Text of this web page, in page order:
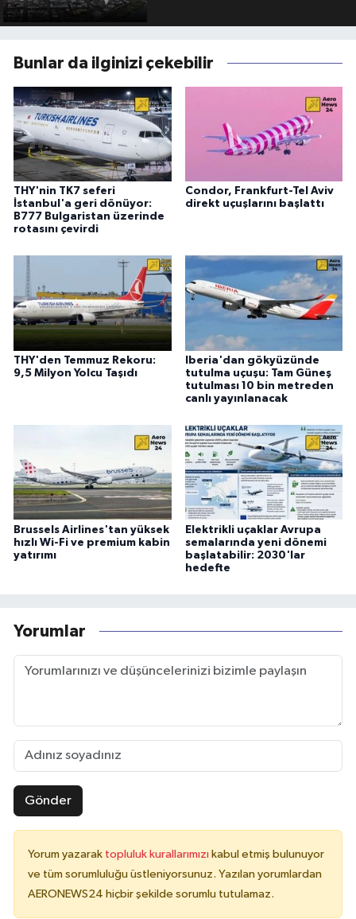
Bunlar da ilginizi çekebilir
THY'nin TK7 seferi
İstanbul'a geri dönüyor:
B777 Bulgaristan üzerinde
rotasını çevirdi
Condor, Frankfurt-Tel Aviv
direkt uçuşlarını başlattı
THY'den Temmuz Rekoru:
9,5 Milyon Yolcu Taşıdı
Iberia'dan gökyüzünde
tutulma uçuşu: Tam Güneş
tutulması 10 bin metreden
canlı yayınlanacak
Brussels Airlines'tan yüksek
hızlı Wi-Fi ve premium kabin
yatırımı
Elektrikli uçaklar Avrupa
semalarında yeni dönemi
başlatabilir: 2030'lar
hedefte
Yorumlar
Gönder
Yorum yazarak topluluk kurallarımızı kabul etmiş bulunuyor
ve tüm sorumluluğu üstleniyorsunuz. Yazılan yorumlardan
AERONEWS24 hiçbir şekilde sorumlu tutulamaz.